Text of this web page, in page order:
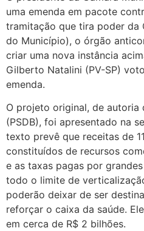
uma emenda em pacote
tramitação que tira poder da
do Município), o órgão
criar uma nova instância
Gilberto Natalini (PV-SP)
emenda.
O projeto original, de
(PSDB), foi apresentado na
texto prevê que receitas de
constituídos de recursos
e as taxas pagas por
todo o limite de
poderão deixar de ser
reforçar o caixa da saúde.
em cerca de R$ 2 bilhões.